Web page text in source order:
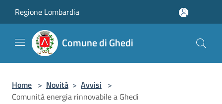
Regione Lombardia
Comune di Ghedi
Home > Novità > Avvisi >
Comunità energia rinnovabile a Ghedi